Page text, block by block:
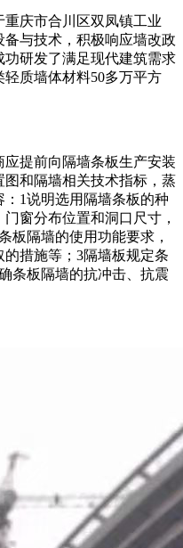
庆市合川区双凤镇工业
与技术，积极响应墙改政
研发了满足现代建筑需求
质墙体材料50多万平方
提前向隔墙条板生产安装
和隔墙相关技术指标，蒸
1说明选用隔墙条板的种
窗分布位置和洞口尺寸，
板隔墙的使用功能要求，
措施等；3隔墙板规定条
条板隔墙的抗冲击、抗震